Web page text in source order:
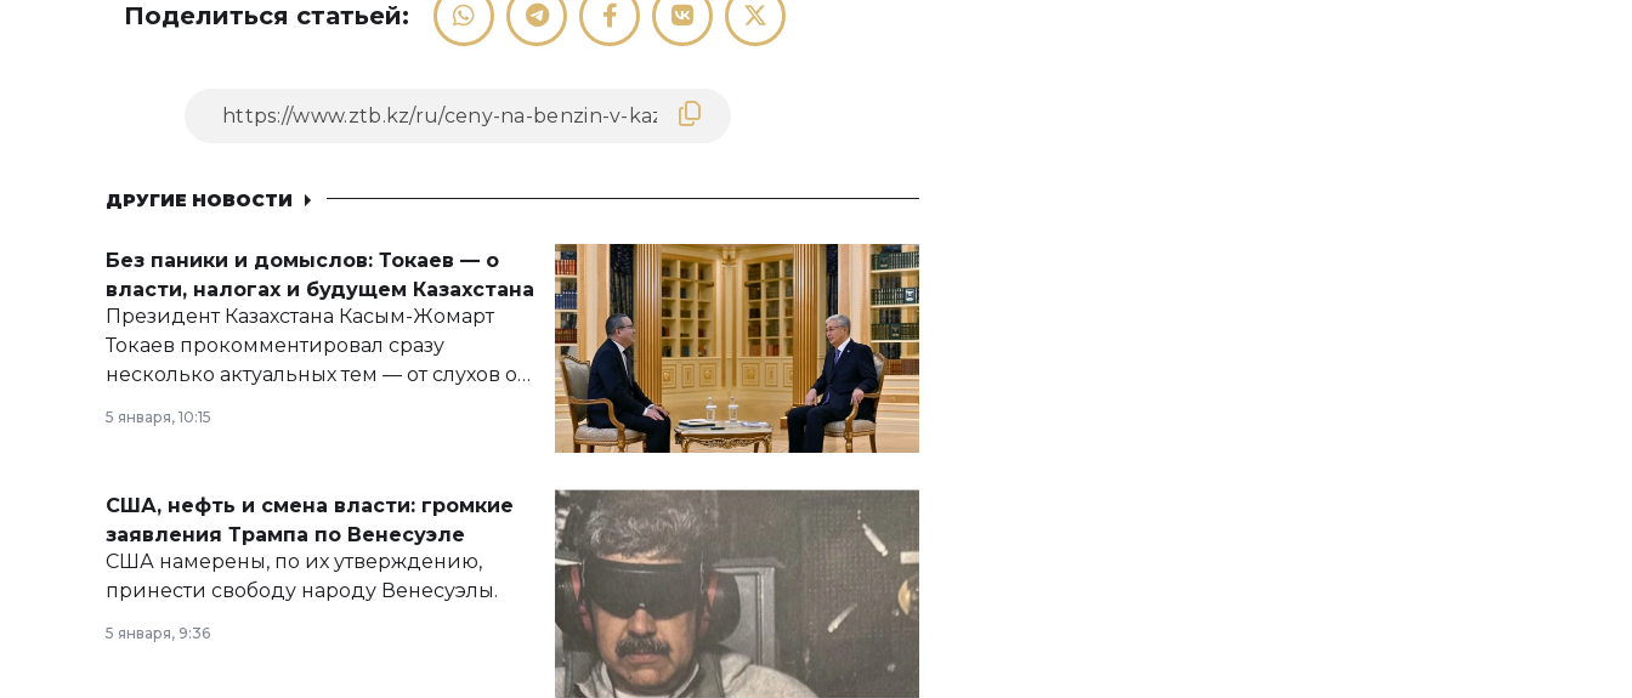
Поделиться статьей:
ДРУГИЕ НОВОСТИ
Без паники и домыслов: Токаев — о
власти, налогах и будущем Казахстана
Президент Казахстана Касым-Жомарт
Токаев прокомментировал сразу
несколько актуальных тем — от слухов о
армии, экономики и личного здоровья.
5 января, 10:15
США, нефть и смена власти: громкие
заявления Трампа по Венесуэле
США намерены, по их утверждению,
принести свободу народу Венесуэлы.
5 января, 9:36